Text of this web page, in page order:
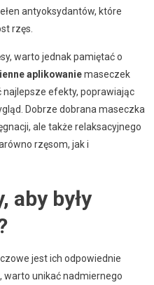
antyoksydantów, które
rzęs.
warto jednak pamiętać o
aplikowaniemaseczek
efekty, poprawiając
Dobrze dobrana maseczka
ale także relaksacyjnego
rzęsom, jak i
aby były
jest ich odpowiednie
warto unikać nadmiernego